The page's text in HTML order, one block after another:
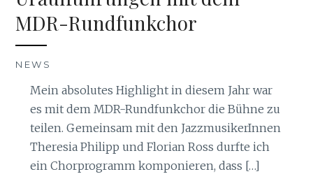
MDR-Rundfunkchor
NEWS
Mein absolutes Highlight in diesem Jahr war
es mit dem MDR-Rundfunkchor die Bühne zu
teilen. Gemeinsam mit den JazzmusikerInnen
Theresia Philipp und Florian Ross durfte ich
ein Chorprogramm komponieren, dass […]